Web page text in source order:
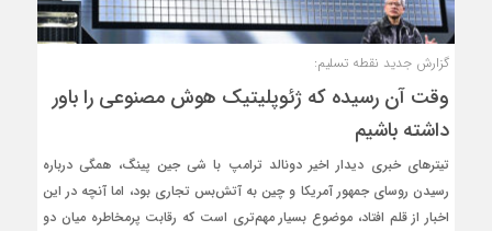
گزارش جدید نقطه تسلیم:
وقت آن رسیده که ژئوپلیتیک هوش مصنوعی را باور
داشته باشیم
تیترهای خبری دیدار اخیر دونالد ترامپ با شی جین پینگ، همگی درباره
رسیدن روسای جمهور آمریکا و چین به آتش‌بس تجاری بود، اما آنچه در این
اخبار از قلم افتاد، موضوع بسیار مهم‌تری است که رقابت پرمخاطره میان دو